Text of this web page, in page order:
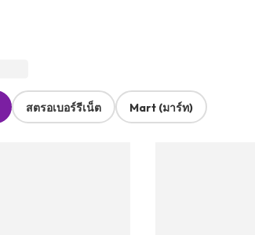
สตรอเบอร์รีเน็ต Mart (มาร์ท)